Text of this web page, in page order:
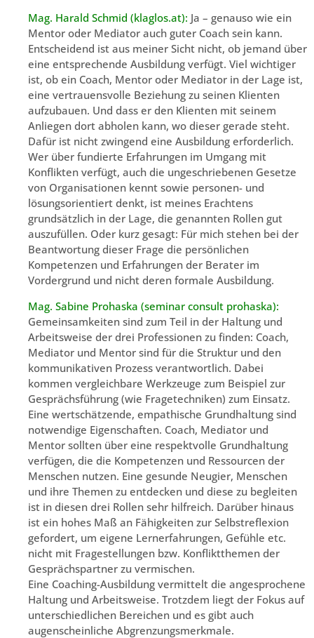
Mag. Harald Schmid (klaglos.at): Ja – genauso wie ein
Mentor oder Mediator auch guter Coach sein kann.
Entscheidend ist aus meiner Sicht nicht, ob jemand über
eine entsprechende Ausbildung verfügt. Viel wichtiger
ist, ob ein Coach, Mentor oder Mediator in der Lage ist,
eine vertrauensvolle Beziehung zu seinen Klienten
aufzubauen. Und dass er den Klienten mit seinem
Anliegen dort abholen kann, wo dieser gerade steht.
Dafür ist nicht zwingend eine Ausbildung erforderlich.
Wer über fundierte Erfahrungen im Umgang mit
Konflikten verfügt, auch die ungeschriebenen Gesetze
von Organisationen kennt sowie personen- und
lösungsorientiert denkt, ist meines Erachtens
grundsätzlich in der Lage, die genannten Rollen gut
auszufüllen. Oder kurz gesagt: Für mich stehen bei der
Beantwortung dieser Frage die persönlichen
Kompetenzen und Erfahrungen der Berater im
Vordergrund und nicht deren formale Ausbildung.
Mag. Sabine Prohaska (seminar consult prohaska):
Gemeinsamkeiten sind zum Teil in der Haltung und
Arbeitsweise der drei Professionen zu finden: Coach,
Mediator und Mentor sind für die Struktur und den
kommunikativen Prozess verantwortlich. Dabei
kommen vergleichbare Werkzeuge zum Beispiel zur
Gesprächsführung (wie Fragetechniken) zum Einsatz.
Eine wertschätzende, empathische Grundhaltung sind
notwendige Eigenschaften. Coach, Mediator und
Mentor sollten über eine respektvolle Grundhaltung
verfügen, die die Kompetenzen und Ressourcen der
Menschen nutzen. Eine gesunde Neugier, Menschen
und ihre Themen zu entdecken und diese zu begleiten
ist in diesen drei Rollen sehr hilfreich. Darüber hinaus
ist ein hohes Maß an Fähigkeiten zur Selbstreflexion
gefordert, um eigene Lernerfahrungen, Gefühle etc.
nicht mit Fragestellungen bzw. Konfliktthemen der
Gesprächspartner zu vermischen.
Eine Coaching-Ausbildung vermittelt die angesprochene
Haltung und Arbeitsweise. Trotzdem liegt der Fokus auf
unterschiedlichen Bereichen und es gibt auch
augenscheinliche Abgrenzungsmerkmale.